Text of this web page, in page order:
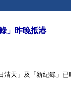
」昨晚抵港
天」及「新紀錄」